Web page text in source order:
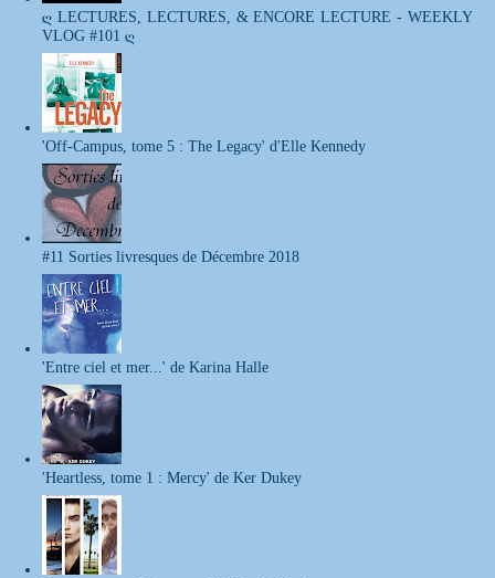
ღ LECTURES, LECTURES, & ENCORE LECTURE - WEEKLY
VLOG #101 ღ
'Off-Campus, tome 5 : The Legacy' d'Elle Kennedy
#11 Sorties livresques de Décembre 2018
'Entre ciel et mer...' de Karina Halle
'Heartless, tome 1 : Mercy' de Ker Dukey